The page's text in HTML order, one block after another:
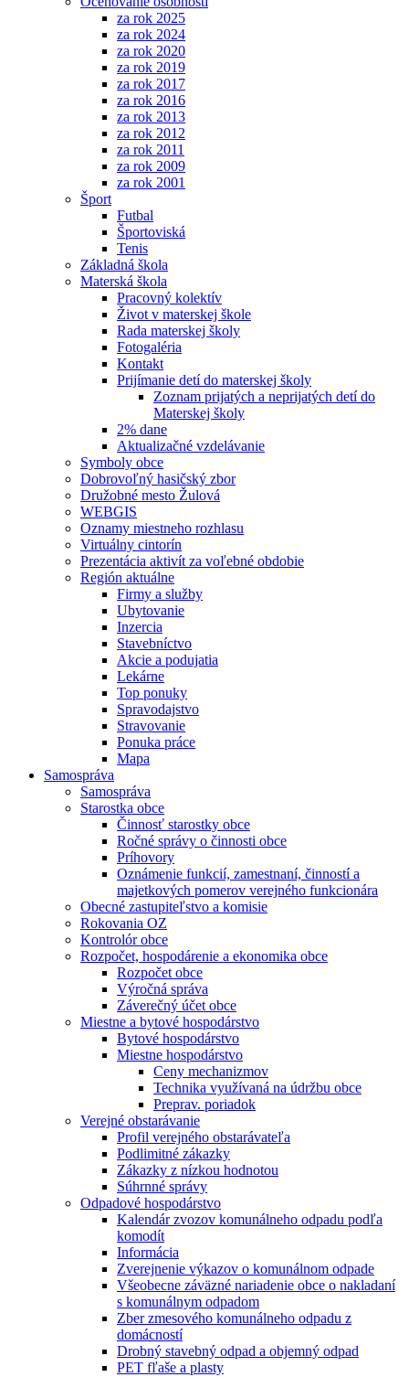
za rok 2025
za rok 2024
za rok 2020
za rok 2019
za rok 2017
za rok 2016
za rok 2013
za rok 2012
za rok 2011
za rok 2009
za rok 2001
Šport
Futbal
Športoviská
Tenis
Základná škola
Materská škola
Pracovný kolektív
Život v materskej škole
Rada materskej školy
Fotogaléria
Kontakt
Prijímanie detí do materskej školy
Zoznam prijatých a neprijatých detí do
Materskej školy
2% dane
Aktualizačné vzdelávanie
Symboly obce
Dobrovoľný hasičský zbor
Družobné mesto Žulová
WEBGIS
Oznamy miestneho rozhlasu
Virtuálny cintorín
Prezentácia aktivít za voľebné obdobie
Región aktuálne
Firmy a služby
Ubytovanie
Inzercia
Stavebníctvo
Akcie a podujatia
Lekárne
Top ponuky
Spravodajstvo
Stravovanie
Ponuka práce
Mapa
Samospráva
Samospráva
Starostka obce
Činnosť starostky obce
Ročné správy o činnosti obce
Príhovory
Oznámenie funkcií, zamestnaní, činností a
majetkových pomerov verejného funkcionára
Obecné zastupiteľstvo a komisie
Rokovania OZ
Kontrolór obce
Rozpočet, hospodárenie a ekonomika obce
Rozpočet obce
Výročná správa
Záverečný účet obce
Miestne a bytové hospodárstvo
Bytové hospodárstvo
Miestne hospodárstvo
Ceny mechanizmov
Technika využívaná na údržbu obce
Preprav. poriadok
Verejné obstarávanie
Profil verejného obstarávateľa
Podlimitné zákazky
Zákazky z nízkou hodnotou
Súhrnné správy
Odpadové hospodárstvo
Kalendár zvozov komunálneho odpadu podľa
komodít
Informácia
Zverejnenie výkazov o komunálnom odpade
Všeobecne záväzné nariadenie obce o nakladaní
s komunálnym odpadom
Zber zmesového komunálneho odpadu z
domácností
Drobný stavebný odpad a objemný odpad
PET fľaše a plasty